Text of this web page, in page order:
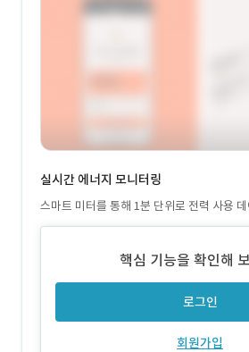
실시간 에너지 모니터링
스마트 미터를 통해 1분 단위로 전력 사용 데
으로 현황을 보여줍니다. 에너지 사용 등 주
핵심 기능을 확인해
로그인
회원가입